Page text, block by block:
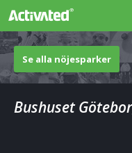
Se alla nöjesparker
Bushuset